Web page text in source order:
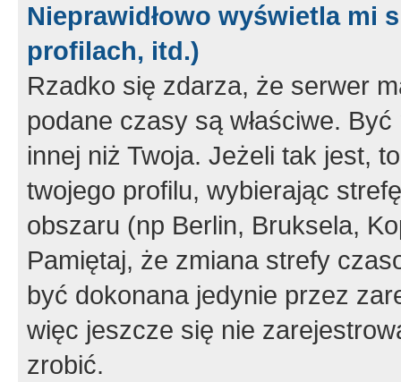
Nieprawidłowo wyświetla mi
profilach, itd.)
Rzadko się zdarza, że serwer
podane czasy są właściwe.
innej niż Twoja. Jeżeli tak jest,
twojego profilu, wybierając
obszaru (np Berlin, Bruksela,
Pamiętaj, że zmiana strefy
być dokonana jedynie przez
więc jeszcze się nie
zrobić.